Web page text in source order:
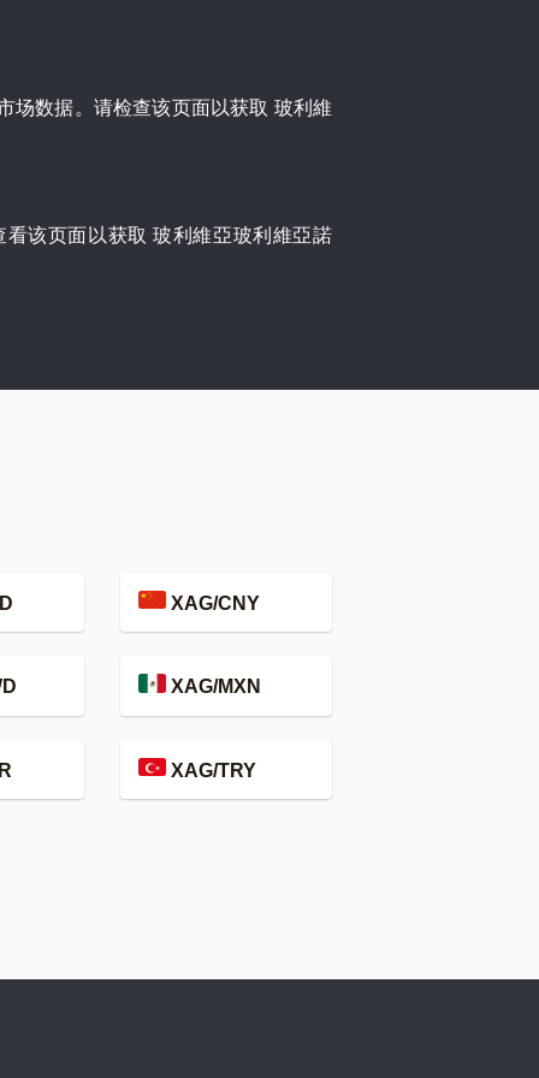
场数据。请检查该页面以获取 玻利維
该页面以获取 玻利維亞玻利維亞諾
XAG/CNY
XAG/MXN
XAG/TRY